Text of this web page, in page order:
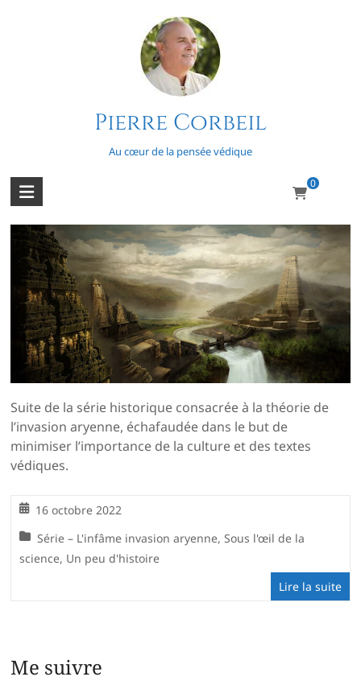
Pierre Corbeil
Au cœur de la pensée védique
0
Cunningham (Alexander)
Minute, papillon!
Suite de la série historique consacrée à la théorie de
l’invasion aryenne, échafaudée dans le but de
minimiser l’importance de la culture et des textes
védiques.
16 octobre 2022
Série – L'infâme invasion aryenne, Sous l'œil de la
science, Un peu d'histoire
Lire la suite
Me suivre